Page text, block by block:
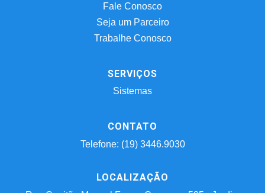
Fale Conosco
Seja um Parceiro
Trabalhe Conosco
SERVIÇOS
Sistemas
CONTATO
Telefone: (19) 3446.9030
LOCALIZAÇÃO